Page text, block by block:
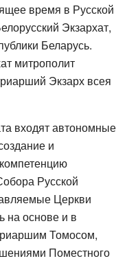
время в Русской
Экзархат,
Беларусь.
митрополит
Экзарх всея
входят автономные
и
Русской
Церкви
на основе и в
Томосом,
Поместного